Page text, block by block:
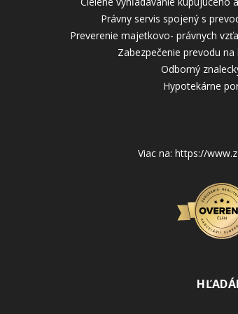
Právny servis spojený s
Preverenie majetkovo- právnych
Zabezpečenie prevodu
Odborný
Hypotekárne
Viac na: https://